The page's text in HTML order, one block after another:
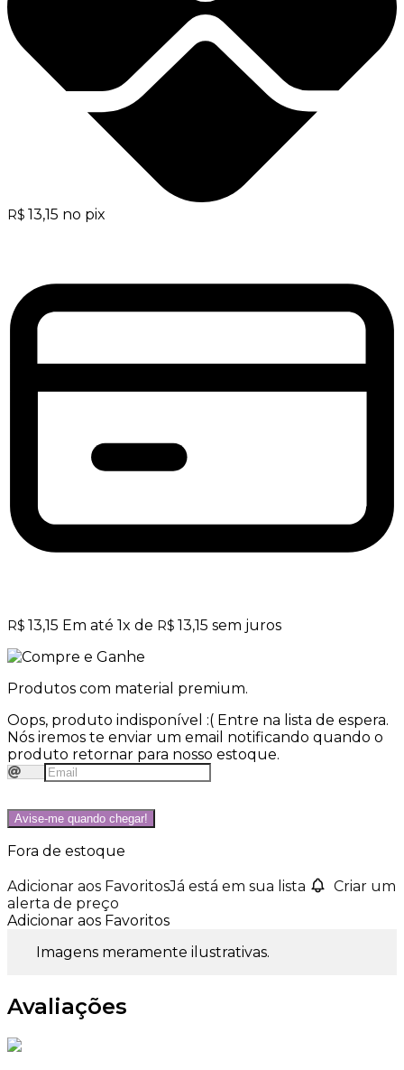
R$ 13,15 no pix
R$ 13,15 Em até 1x de R$ 13,15 sem juros
Produtos com material premium.
Oops, produto indisponível :( Entre na lista de espera.
Nós iremos te enviar um email notificando quando o
produto retornar para nosso estoque.
Avise-me quando chegar!
Fora de estoque
Adicionar aos FavoritosJá está em sua lista
Criar um
alerta de preço
Adicionar aos Favoritos
Imagens meramente ilustrativas.
Avaliações